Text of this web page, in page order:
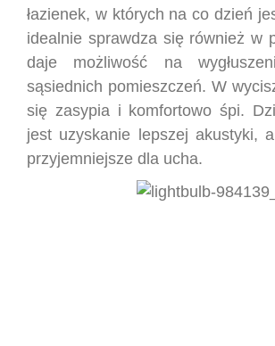
łazienek, w których na co dzień
idealnie sprawdza się również w
daje możliwość na
sąsiednich pomieszczeń. W
się zasypia i komfortowo śpi.
jest uzyskanie lepszej akustyki,
przyjemniejsze dla ucha.